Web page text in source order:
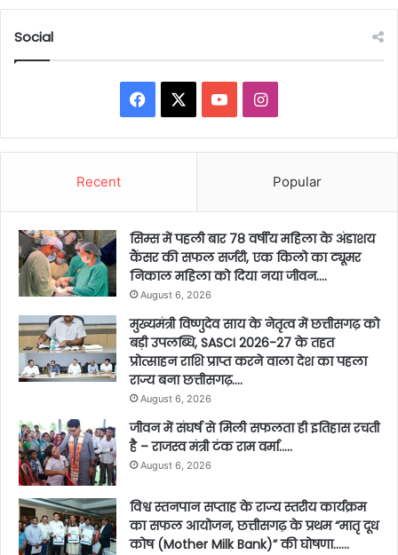
Social
Facebook YouTubeInstagram
Recent Popular
सिम्स में पहली बार 78 वर्षीय महिला के अंडाशय
कैंसर की सफल सर्जरी, एक किलो का ट्यूमर
निकाल महिला को दिया नया जीवन….
August 6, 2026
मुख्यमंत्री विष्णुदेव साय के नेतृत्व में छत्तीसगढ़ को
बड़ी उपलब्धि, SASCI 2026-27 के तहत
प्रोत्साहन राशि प्राप्त करने वाला देश का पहला
राज्य बना छत्तीसगढ़….
August 6, 2026
जीवन में संघर्ष से मिली सफलता ही इतिहास रचती
है – राजस्व मंत्री टंक राम वर्मा…..
August 6, 2026
विश्व स्तनपान सप्ताह के राज्य स्तरीय कार्यक्रम
का सफल आयोजन, छत्तीसगढ़ के प्रथम “मातृ दूध
कोष (Mother Milk Bank)” की घोषणा……